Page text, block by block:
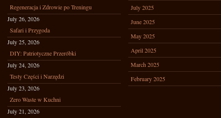
Regeneracja i Zdrowie po Treningu
July 26, 2026
Safari i Przygoda
July 25, 2026
DIY: Patriotyczne Przeróbki
July 24, 2026
Testy Części i Narzędzi
July 23, 2026
Zero Waste w Kuchni
July 21, 2026
July 2025
June 2025
May 2025
April 2025
March 2025
February 2025